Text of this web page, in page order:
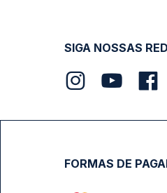
SIGA NOSSAS
FORMAS DE